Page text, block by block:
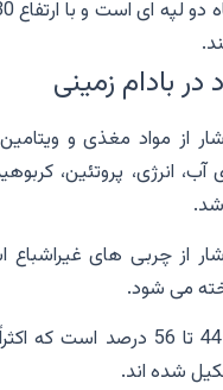
بادام زمینی
از مواد مغذی و
از چربی های
می شود.
چربی آن بهینه 44 تا 56 درصد
شده اند.